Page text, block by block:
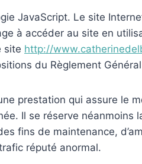
JavaScript. Le site
à accéder au site en
site http://
du Règlement
prestation qui assure le
Il se réserve
fins de maintenance,
réputé anormal.